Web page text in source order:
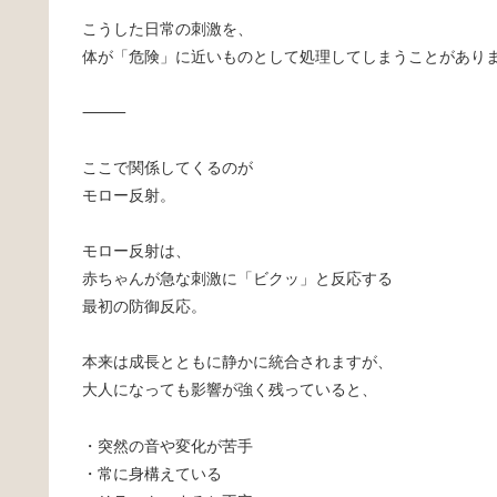
こうした日常の刺激を、
体が「危険」に近いものとして処理してしまうことがあり
⸻
ここで関係してくるのが
モロー反射。
モロー反射は、
赤ちゃんが急な刺激に「ビクッ」と反応する
最初の防御反応。
本来は成長とともに静かに統合されますが、
大人になっても影響が強く残っていると、
・突然の音や変化が苦手
・常に身構えている